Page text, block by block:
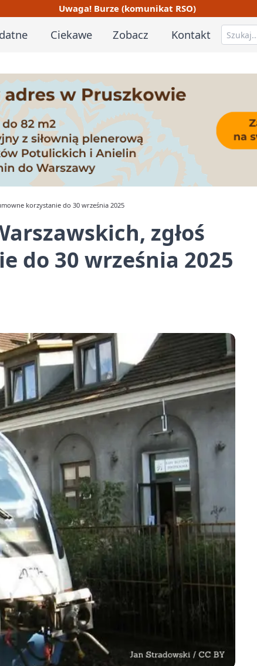
Uwaga! Burze (komunikat RSO)
Ciekawe Zobacz Kontakt
korzystanie do 30 września 2025
zgłoś
do 30 września 2025